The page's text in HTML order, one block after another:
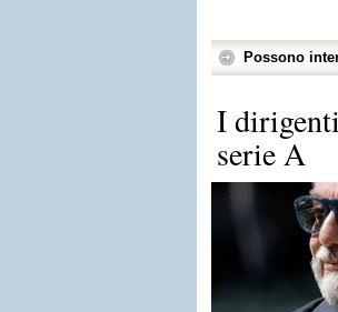
Possono
I
serie A